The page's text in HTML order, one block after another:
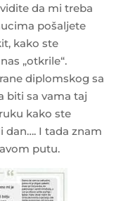
da mi treba
pošaljete
kako ste
„otkrile“.
diplomskog sa
biti sa vama taj
kako ste
dan…. I tada znam
putu.